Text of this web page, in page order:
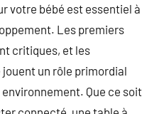
votre bébé est essentiel à
Les premiers
critiques, et les
un rôle primordial
environnement. Que ce soit